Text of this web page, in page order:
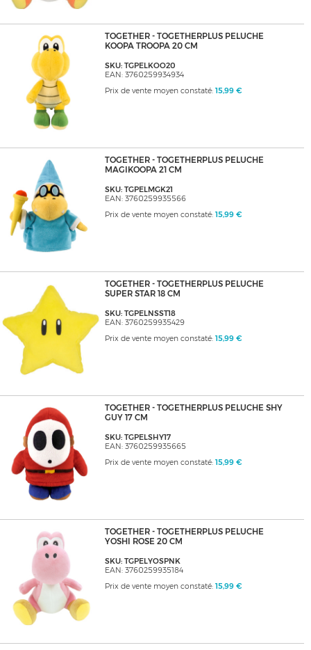
TOGETHER - TOGETHERPLUS PELUCHE
KOOPA TROOPA 20 CM
SKU: TGPELKOO20
EAN: 3760259934934
Prix de vente moyen constaté: 15,99 €
TOGETHER - TOGETHERPLUS PELUCHE
MAGIKOOPA 21 CM
SKU: TGPELMGK21
EAN: 3760259935566
Prix de vente moyen constaté: 15,99 €
TOGETHER - TOGETHERPLUS PELUCHE
SUPER STAR 18 CM
SKU: TGPELNSST18
EAN: 3760259935429
Prix de vente moyen constaté: 15,99 €
TOGETHER - TOGETHERPLUS PELUCHE SHY
GUY 17 CM
SKU: TGPELSHY17
EAN: 3760259935665
Prix de vente moyen constaté: 15,99 €
TOGETHER - TOGETHERPLUS PELUCHE
YOSHI ROSE 20 CM
SKU: TGPELYOSPNK
EAN: 3760259935184
Prix de vente moyen constaté: 15,99 €